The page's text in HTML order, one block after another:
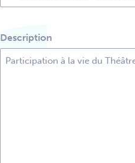
Description